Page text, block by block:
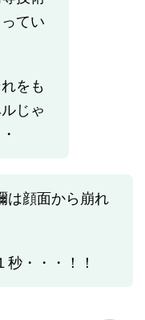
てい
をも
じゃ
は顔面から崩れ
・・・！！